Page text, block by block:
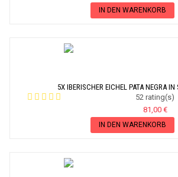
IN DEN WARENKORB
5X IBERISCHER EICHEL PATA NEGRA IN
52 rating(s)
81,00 €
IN DEN WARENKORB